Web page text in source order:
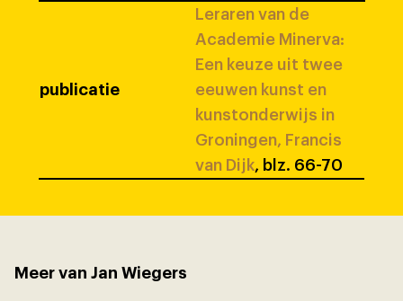
publicatie
Leraren van de
Academie Minerva:
Een keuze uit twee
eeuwen kunst en
kunstonderwijs in
Groningen, Francis
van Dijk, blz. 66-70
Meer van Jan Wiegers